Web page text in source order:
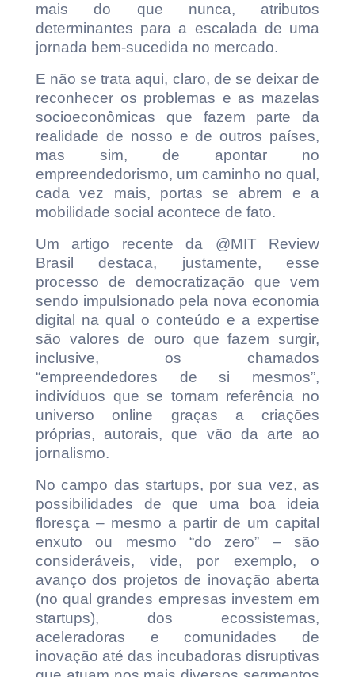
mais do que nunca, atributos
determinantes para a escalada de uma
jornada bem-sucedida no mercado.
E não se trata aqui, claro, de se deixar de
reconhecer os problemas e as mazelas
socioeconômicas que fazem parte da
realidade de nosso e de outros países,
mas sim, de apontar no
empreendedorismo, um caminho no qual,
cada vez mais, portas se abrem e a
mobilidade social acontece de fato.
Um artigo recente da @MIT Review
Brasil destaca, justamente, esse
processo de democratização que vem
sendo impulsionado pela nova economia
digital na qual o conteúdo e a expertise
são valores de ouro que fazem surgir,
inclusive, os chamados
“empreendedores de si mesmos”,
indivíduos que se tornam referência no
universo online graças a criações
próprias, autorais, que vão da arte ao
jornalismo.
No campo das startups, por sua vez, as
possibilidades de que uma boa ideia
floresça – mesmo a partir de um capital
enxuto ou mesmo “do zero” – são
consideráveis, vide, por exemplo, o
avanço dos projetos de inovação aberta
(no qual grandes empresas investem em
startups), dos ecossistemas,
aceleradoras e comunidades de
inovação até das incubadoras disruptivas